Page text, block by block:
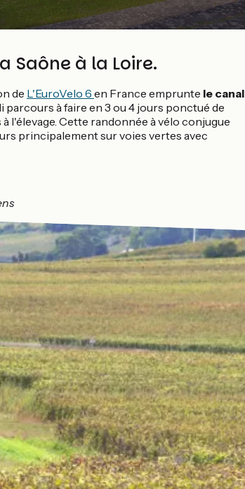
Saône à la Loire.
de L'EuroVelo 6 en France emprunte le canal
à faire en 3 ou 4 jours ponctué de
l'élevage. Cette randonnée à vélo conjugue
principalement sur voies vertes avec